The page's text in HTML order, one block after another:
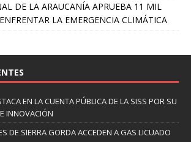
DE LA ARAUCANÍA APRUEBA 11 MIL
LA EMERGENCIA CLIMÁTICA
EN LA CUENTA PÚBLICA DE LA SISS POR SU
INNOVACIÓN
DE SIERRA GORDA ACCEDEN A GAS LICUADO